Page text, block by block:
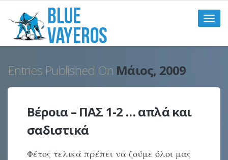
Toggle
Entries Published On Μάιος, 2009
Βέροια – ΠΑΣ 1-2 … απλά και
σαδιστικά
Φέτος τελικά πρέπει να ζούμε όλοι μας